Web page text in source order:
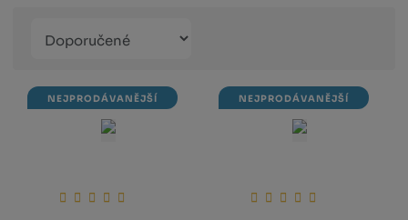
produktů
NEJPRODÁVANĚJŠÍ NEJPRODÁVANĚJŠÍ